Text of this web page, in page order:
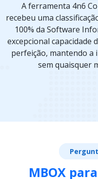
A ferramenta 4n6
recebeu uma
100% da Software
excepcional capacidade
perfeição, mantendo a
sem quaisquer
MBOX